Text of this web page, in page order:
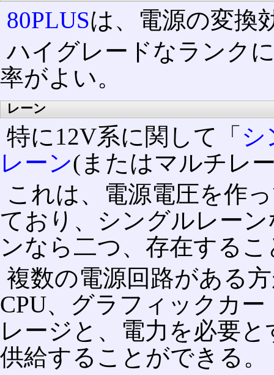
80PLUSは、電源の変換
ハイグレードなランク
率がよい。
レーン
特に12V系に関して「 シ
レーン(またはマルチレ
これは、電源電圧を作
ており、シングルレー
ンなら二つ、存在する
複数の電源回路がある
CPU、グラフィックカ
レージと、電力を必要
供給することができる。